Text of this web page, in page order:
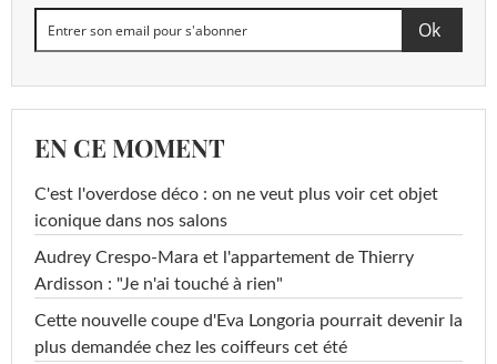
EN CE MOMENT
C'est l'overdose déco : on ne veut plus voir cet objet
iconique dans nos salons
Audrey Crespo-Mara et l'appartement de Thierry
Ardisson : "Je n'ai touché à rien"
Cette nouvelle coupe d'Eva Longoria pourrait devenir la
plus demandée chez les coiffeurs cet été